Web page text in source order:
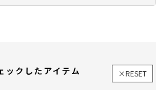
ックしたアイテム ×RESET